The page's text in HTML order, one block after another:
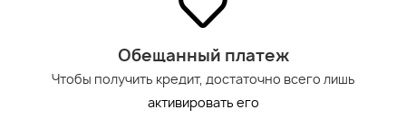
Обещанный платеж
Чтобы получить кредит, достаточно всего лишь
активировать его